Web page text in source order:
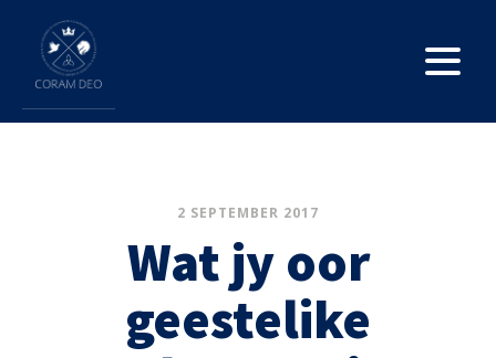
2 SEPTEMBER 2017
Wat jy oor
geestelike